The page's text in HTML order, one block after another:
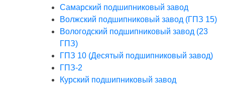
Cамарский подшипниковый завод
Волжский подшипниковый завод (ГПЗ 15)
Вологодский подшипниковый завод (23
ГПЗ)
ГПЗ 10 (Десятый подшипниковый завод)
ГПЗ-2
Курский подшипниковый завод